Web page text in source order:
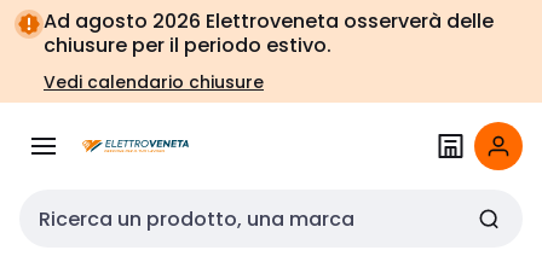
Vai alla
navigazione
Vai
alla
pagina
Ad agosto 2026 Elettroveneta osserverà delle
chiusure per il periodo estivo.
Vedi calendario chiusure
Cerca input